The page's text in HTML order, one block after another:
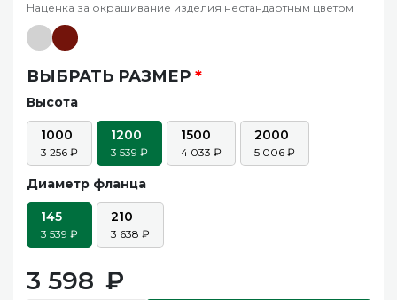
Наценка за окрашивание изделия нестандартным цветом
ВЫБРАТЬ РАЗМЕР *
Высота
1000
3 256
1200
3 539
1500
4 033
2000
5 006
Диаметр фланца
145
3 539
210
3 638
3 598